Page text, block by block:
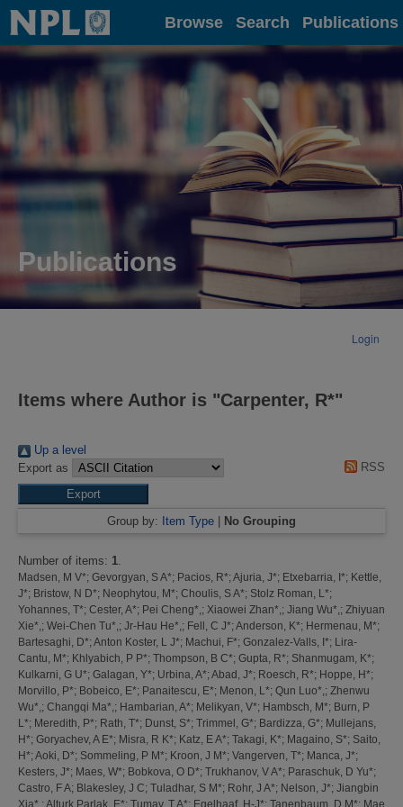
Home Browse Search Publications
Publications
Login
Items where Author is "Carpenter, R*"
Up a level
Export as
RSS
Group by: Item Type No Grouping
Number of items: 1.
Madsen, M V*; Gevorgyan, S A*; Pacios, R*; Ajuria, J*; Etxebarria, I*; Kettle,
J*; Bristow, N D*; Neophytou, M*; Choulis, S A*; Stolz Roman, L*;
Yohannes, T*; Cester, A*; Pei Cheng*,; Xiaowei Zhan*,; Jiang Wu*,; Zhiyuan
Xie*,; Wei-Chen Tu*,; Jr-Hau He*,; Fell, C J*; Anderson, K*; Hermenau, M*;
Bartesaghi, D*; Anton Koster, L J*; Machui, F*; Gonzalez-Valls, I*; Lira-
Cantu, M*; Khlyabich, P P*; Thompson, B C*; Gupta, R*; Shanmugam, K*;
Kulkarni, G U*; Galagan, Y*; Urbina, A*; Abad, J*; Roesch, R*; Hoppe, H*;
Morvillo, P*; Bobeico, E*; Panaitescu, E*; Menon, L*; Qun Luo*,; Zhenwu
Wu*,; Changqi Ma*,; Hambarian, A*; Melikyan, V*; Hambsch, M*; Burn, P
L*; Meredith, P*; Rath, T*; Dunst, S*; Trimmel, G*; Bardizza, G*; Mullejans,
H*; Goryachev, A E*; Misra, R K*; Katz, E A*; Takagi, K*; Magaino, S*; Saito,
H*; Aoki, D*; Sommeling, P M*; Kroon, J M*; Vangerven, T*; Manca, J*;
Kesters, J*; Maes, W*; Bobkova, O D*; Trukhanov, V A*; Paraschuk, D Yu*;
Castro, F A; Blakesley, J C; Tuladhar, S M*; Rohr, J A*; Nelson, J*; Jiangbin